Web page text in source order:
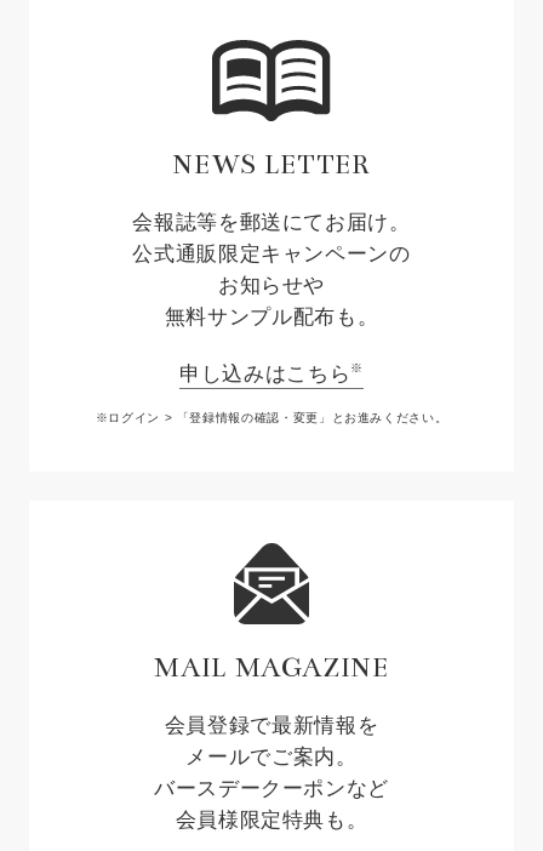
NEWS LETTER
会報誌等を郵送にてお届け。
公式通販限定キャンペーンの
お知らせや
無料サンプル配布も。
申し込みはこちら ※
※ログイン > 「登録情報の確認・変更」と お進みください。
MAIL MAGAZINE
会員登録で最新情報を
メールでご案内。
バースデークーポンなど
会員様限定特典も。